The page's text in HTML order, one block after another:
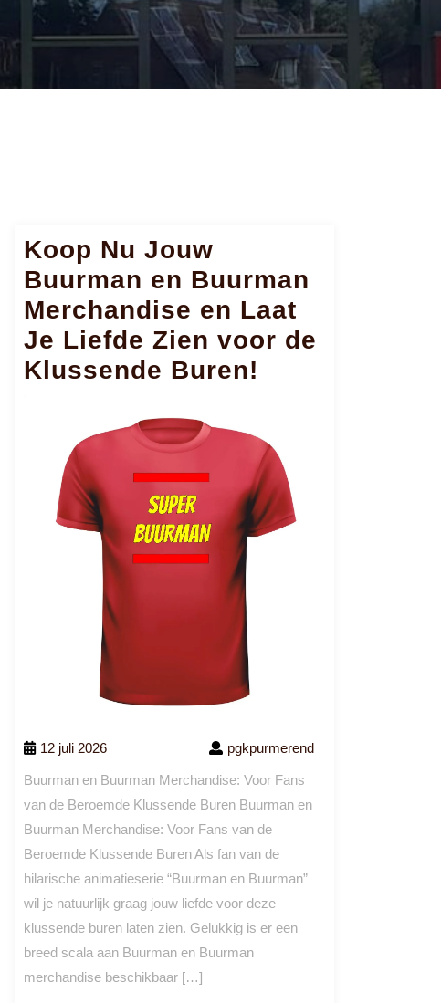
Koop Nu Jouw
Buurman en Buurman
Merchandise en Laat
Je Liefde Zien voor de
Klussende Buren!
12 juli 2026 pgkpurmerend
Buurman en Buurman Merchandise: Voor Fans
van de Beroemde Klussende Buren Buurman en
Buurman Merchandise: Voor Fans van de
Beroemde Klussende Buren Als fan van de
hilarische animatieserie “Buurman en Buurman”
wil je natuurlijk graag jouw liefde voor deze
klussende buren laten zien. Gelukkig is er een
breed scala aan Buurman en Buurman
merchandise beschikbaar […]